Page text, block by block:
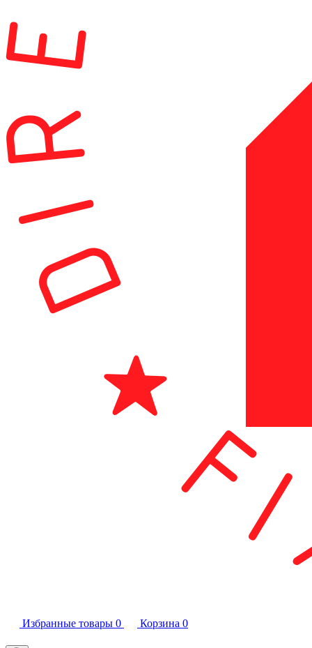
Избранные товары 0 Корзина 0